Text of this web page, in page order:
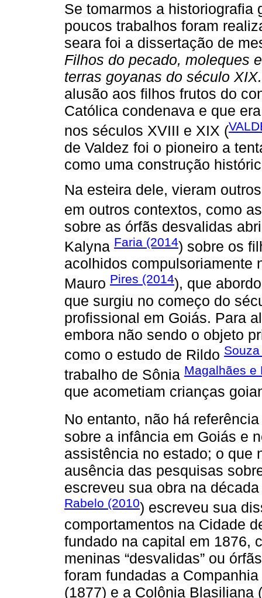
Se tomarmos a historiografia
poucos trabalhos foram
seara foi a dissertação de
Filhos do pecado, moleques
terras goyanas do século XIX.
alusão aos filhos frutos do
Católica condenava e que
nos séculos XVIII e XIX (
de Valdez foi o pioneiro a
como uma construção
Na esteira dele, vieram
em outros contextos, como
sobre as órfãs desvalidas
Kalyna Faria (2014) sobre os
acolhidos compulsoriamente
Mauro Pires (2014), que
que surgiu no começo do
profissional em Goiás. Para
embora não sendo o objeto
como o estudo de Rildo
trabalho de Sônia Magalhães e
que acometiam crianças
No entanto, não há
sobre a infância em Goiás e
assistência no estado; o que
ausência das pesquisas
escreveu sua obra na
Rabelo (2010) escreveu sua
comportamentos na Cidade
fundado na capital em 1876,
meninas “desvalidas” ou
foram fundadas a
(1877) e a Colônia Blasiliana